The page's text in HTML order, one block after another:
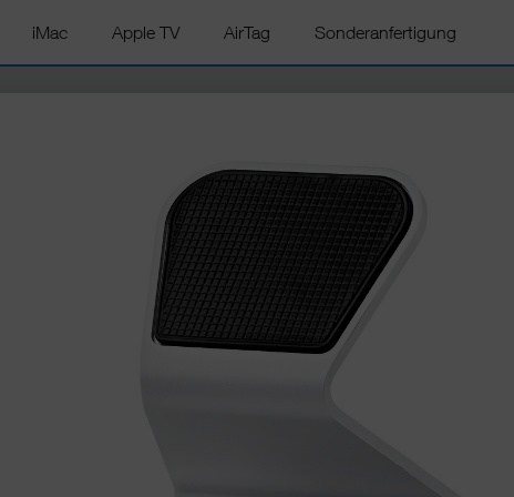
iMac Apple TV AirTag Sonderanfertigung